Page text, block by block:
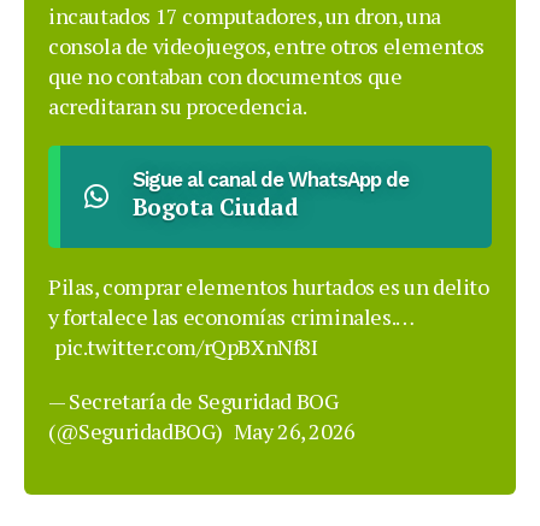
incautados 17 computadores, un dron, una
consola de videojuegos, entre otros elementos
que no contaban con documentos que
acreditaran su procedencia.
Sigue al canal de WhatsApp de
Bogota Ciudad
Pilas, comprar elementos hurtados es un delito
y fortalece las economías criminales.…
pic.twitter.com/rQpBXnNf8I
— Secretaría de Seguridad BOG
(@SeguridadBOG) May 26, 2026